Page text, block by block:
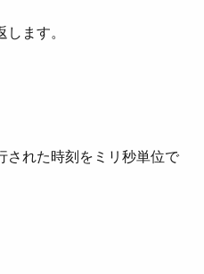
ます。
された時刻をミリ秒単位で